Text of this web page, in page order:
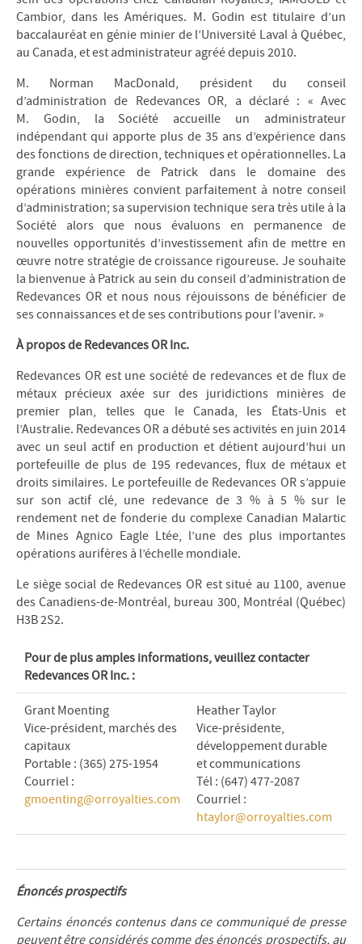
Cambior, dans les Amériques. M. Godin est titulaire d’un
baccalauréat en génie minier de l’Université Laval à Québec,
au Canada, et est administrateur agréé depuis 2010.
M. Norman MacDonald, président du conseil
d’administration de Redevances OR, a déclaré : « Avec
M. Godin, la Société accueille un administrateur
indépendant qui apporte plus de 35 ans d’expérience dans
des fonctions de direction, techniques et opérationnelles. La
grande expérience de Patrick dans le domaine des
opérations minières convient parfaitement à notre conseil
d’administration; sa supervision technique sera très utile à la
Société alors que nous évaluons en permanence de
nouvelles opportunités d’investissement afin de mettre en
œuvre notre stratégie de croissance rigoureuse. Je souhaite
la bienvenue à Patrick au sein du conseil d’administration de
Redevances OR et nous nous réjouissons de bénéficier de
ses connaissances et de ses contributions pour l’avenir. »
À propos de Redevances OR Inc.
Redevances OR est une société de redevances et de flux de
métaux précieux axée sur des juridictions minières de
premier plan, telles que le Canada, les États-Unis et
l’Australie. Redevances OR a débuté ses activités en juin 2014
avec un seul actif en production et détient aujourd’hui un
portefeuille de plus de 195 redevances, flux de métaux et
droits similaires. Le portefeuille de Redevances OR s’appuie
sur son actif clé, une redevance de 3 % à 5 % sur le
rendement net de fonderie du complexe Canadian Malartic
de Mines Agnico Eagle Ltée, l’une des plus importantes
opérations aurifères à l’échelle mondiale.
Le siège social de Redevances OR est situé au 1100, avenue
des Canadiens-de-Montréal, bureau 300, Montréal (Québec)
H3B 2S2.
Pour de plus amples informations, veuillez contacter
Redevances OR Inc. :
Grant Moenting
Vice-président, marchés des
capitaux
Portable : (365) 275-1954
Courriel :
gmoenting@orroyalties.com
Heather Taylor
Vice-présidente,
développement durable
et communications
Tél : (647) 477-2087
Courriel :
htaylor@orroyalties.com
Énoncés prospectifs
Certains énoncés contenus dans ce communiqué de presse
peuvent être considérés comme des énoncés prospectifs, au